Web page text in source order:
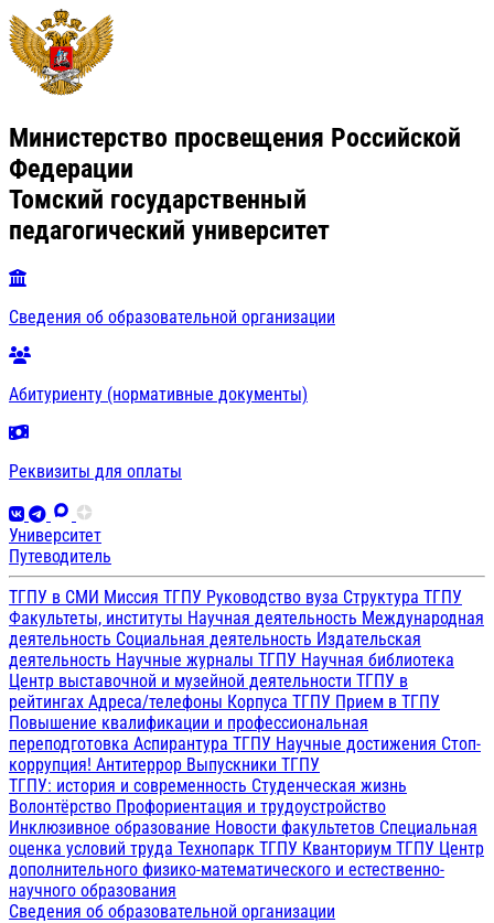
Министерство просвещения Российской
Федерации
Томский государственный
педагогический университет
Сведения об образовательной организации
Абитуриенту (нормативные документы)
Реквизиты для оплаты
Университет
Путеводитель
ТГПУ в СМИ Миссия ТГПУ Руководство вуза Структура ТГПУ
Факультеты, институты Научная деятельность Международная
деятельность Социальная деятельность Издательская
деятельность Научные журналы ТГПУ Научная библиотека
Центр выставочной и музейной деятельности ТГПУ в
рейтингах Адреса/телефоны Корпуса ТГПУ Прием в ТГПУ
Повышение квалификации и профессиональная
переподготовка Аспирантура ТГПУ Научные достижения Стоп-
коррупция! Антитеррор Выпускники ТГПУ
ТГПУ: история и современность Студенческая жизнь
Волонтёрство Профориентация и трудоустройство
Инклюзивное образование Новости факультетов Специальная
оценка условий труда Технопарк ТГПУ Кванториум ТГПУ Центр
дополнительного физико-математического и естественно-
научного образования
Сведения об образовательной организации